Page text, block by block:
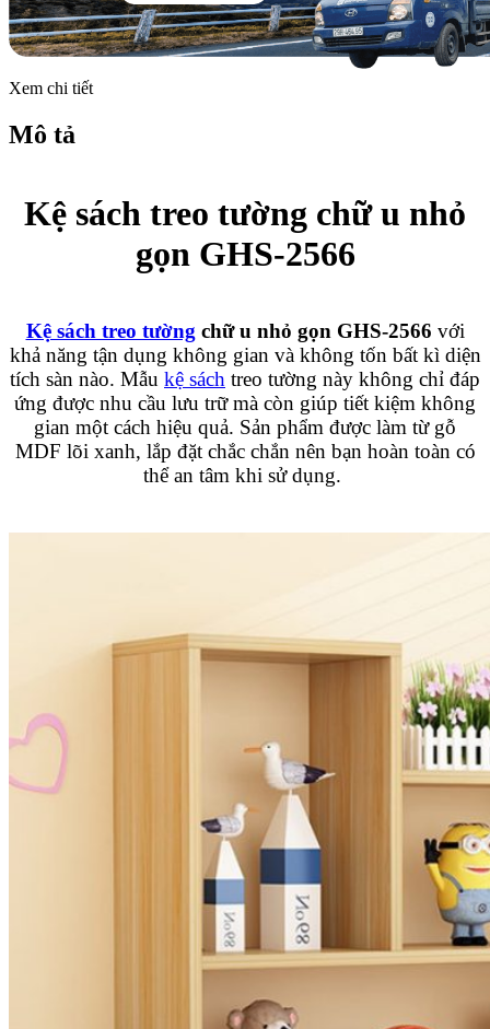
Xem chi tiết
Mô tả
Kệ sách treo tường chữ u nhỏ
gọn GHS-2566
Kệ sách treo tường chữ u nhỏ gọn GHS-2566 với
khả năng tận dụng không gian và không tốn bất kì diện
tích sàn nào. Mẫu kệ sách treo tường này không chỉ đáp
ứng được nhu cầu lưu trữ mà còn giúp tiết kiệm không
gian một cách hiệu quả. Sản phẩm được làm từ gỗ
MDF lõi xanh, lắp đặt chắc chắn nên bạn hoàn toàn có
thể an tâm khi sử dụng.